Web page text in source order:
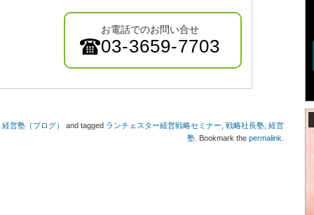
お電話でのお問い合せ
03-3659-7703
経営塾（ブログ） and tagged ランチェスター経営戦略セミナー 戦略社長塾 経営
塾 . Bookmark the permalink